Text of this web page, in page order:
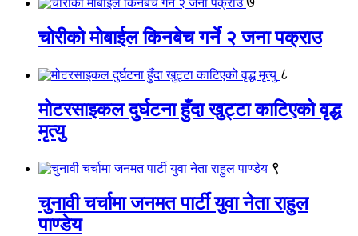
चोरीको मोबाईल किनबेच गर्ने २ जना पक्राउ
८
मोटरसाइकल दुर्घटना हुँदा खुट्टा काटिएको वृद्ध
मृत्यु
९
चुनावी चर्चामा जनमत पार्टी युवा नेता राहुल
पाण्डेय